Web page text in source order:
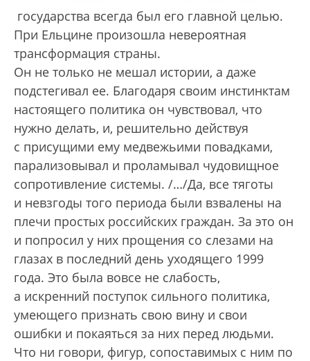
государства всегда был его главной целью.
При Ельцине произошла невероятная
трансформация страны.
Он не только не мешал истории, а даже
подстегивал ее. Благодаря своим инстинктам
настоящего политика он чувствовал, что
нужно делать, и, решительно действуя
с присущими ему медвежьими повадками,
парализовывал и проламывал чудовищное
сопротивление системы. /…/Да, все тяготы
и невзгоды того периода были взвалены на
плечи простых российских граждан. За это он
и попросил у них прощения со слезами на
глазах в последний день уходящего 1999
года. Это была вовсе не слабость,
а искренний поступок сильного политика,
умеющего признать свою вину и свои
ошибки и покаяться за них перед людьми.
Что ни говори, фигур, сопоставимых с ним по